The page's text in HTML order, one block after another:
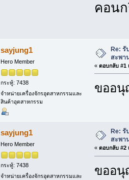
คอน
sayjung1
Hero Member
กระทู้: 7438
จำหน่ายเครื่องจักรอุตสาหกรรมและ
สินค้าอุตสาหกรรม
Re: รั
สะพา
« ตอบกลับ #1
ขออนุ
sayjung1
Hero Member
กระทู้: 7438
จำหน่ายเครื่องจักรอุตสาหกรรมและ
Re:
สะพา
« ตอบกลับ #2
ขออนุ